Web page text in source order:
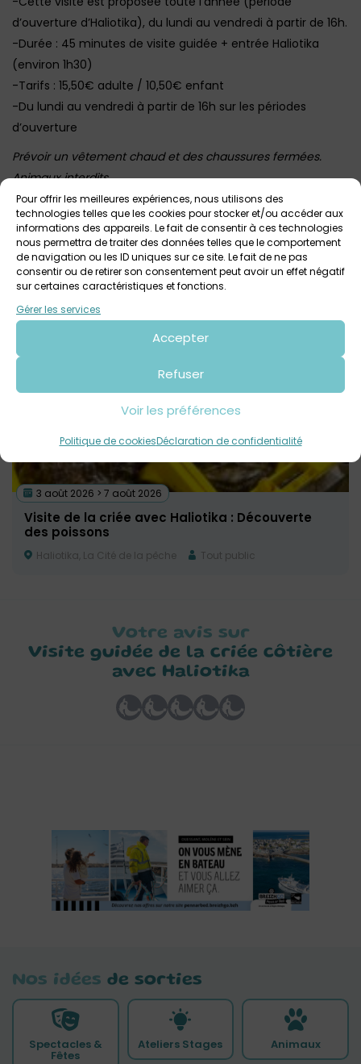
Pour offrir les meilleures expériences, nous utilisons des
technologies telles que les cookies pour stocker et/ou accéder aux
informations des appareils. Le fait de consentir à ces technologies
nous permettra de traiter des données telles que le comportement
de navigation ou les ID uniques sur ce site. Le fait de ne pas
consentir ou de retirer son consentement peut avoir un effet négatif
sur certaines caractéristiques et fonctions.
Gérer les services
Accepter
Refuser
Voir les préférences
Politique de cookiesDéclaration de confidentialité
d’ouverture d’Haliotika), du lundi au vendredi à partir de 16h.
-Durée : 45 minutes de visite guidée + entrée Haliotika
(environ 1h30)
-Tarifs : 15,50€ adulte / 10,50€ enfant
-Du lundi au vendredi à partir de 16h sur les périodes
d’ouverture
Prévoir un vêtement chaud et des chaussures fermées.
Animaux interdits
Cette visite est très prisée : la réservation est conseillée
Plus d’infos et accès billetterie ICI
Photo : Olivia Moysan
Autres événements
3 août 2026 > 7 août 2026
Visite de la criée avec Haliotika : Découverte
des poissons
Haliotika, La Cité de la pêche Tout public
Votre avis sur
Visite guidée de la criée côtière
avec Haliotika
Nos idées de sorties
Spectacles &
Fêtes
Ateliers Stages Animaux